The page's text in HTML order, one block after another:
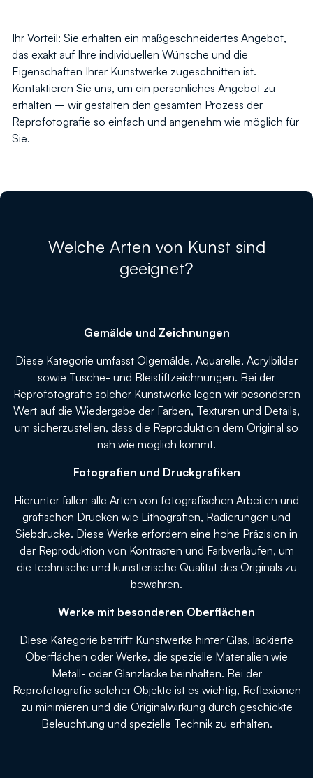
Ihr Vorteil: Sie erhalten ein maßgeschneidertes Angebot,
das exakt auf Ihre individuellen Wünsche und die
Eigenschaften Ihrer Kunstwerke zugeschnitten ist.
Kontaktieren Sie uns, um ein persönliches Angebot zu
erhalten – wir gestalten den gesamten Prozess der
Reprofotografie so einfach und angenehm wie möglich für
Sie.
Welche Arten von Kunst sind
geeignet?
Gemälde und Zeichnungen
Diese Kategorie umfasst Ölgemälde, Aquarelle, Acrylbilder
sowie Tusche- und Bleistiftzeichnungen. Bei der
Reprofotografie solcher Kunstwerke legen wir besonderen
Wert auf die Wiedergabe der Farben, Texturen und Details,
um sicherzustellen, dass die Reproduktion dem Original so
nah wie möglich kommt.
Fotografien und Druckgrafiken
Hierunter fallen alle Arten von fotografischen Arbeiten und
grafischen Drucken wie Lithografien, Radierungen und
Siebdrucke. Diese Werke erfordern eine hohe Präzision in
der Reproduktion von Kontrasten und Farbverläufen, um
die technische und künstlerische Qualität des Originals zu
bewahren.
Werke mit besonderen Oberflächen
Diese Kategorie betrifft Kunstwerke hinter Glas, lackierte
Oberflächen oder Werke, die spezielle Materialien wie
Metall- oder Glanzlacke beinhalten. Bei der
Reprofotografie solcher Objekte ist es wichtig, Reflexionen
zu minimieren und die Originalwirkung durch geschickte
Beleuchtung und spezielle Technik zu erhalten.